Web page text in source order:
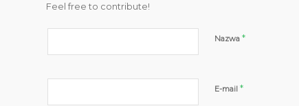
Feel free to contribute!
Nazwa *
E-mail *